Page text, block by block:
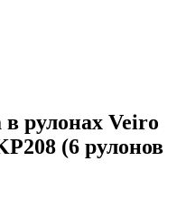
рулонах Veiro
(6 рулонов